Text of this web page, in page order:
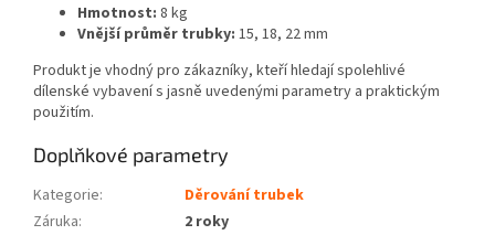
Hmotnost: 8 kg
Vnější průměr trubky: 15, 18, 22 mm
Produkt je vhodný pro zákazníky, kteří hledají spolehlivé
dílenské vybavení s jasně uvedenými parametry a praktickým
použitím.
Doplňkové parametry
Kategorie:
Děrování trubek
Záruka:
2 roky